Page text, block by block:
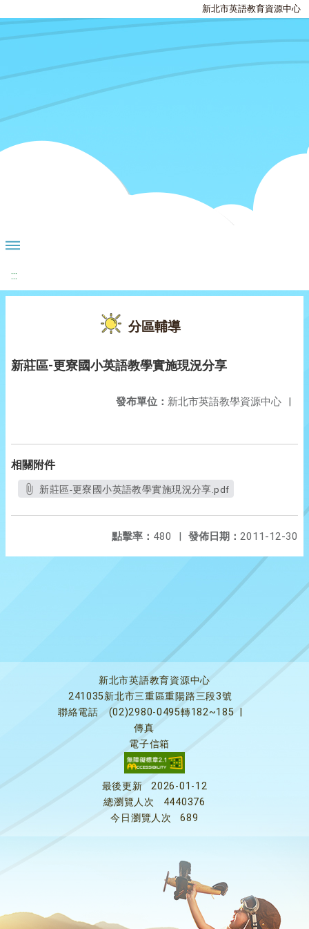
新北市英語教育資源中心
:::
分區輔導
新莊區-更寮國小英語教學實施現況分享
發布單位： 新北市英語教學資源中心 |
相關附件
新莊區-更寮國小英語教學實施現況分享.pdf
發佈日期： 2011-12-30
點擊率： 480 |
新北市英語教育資源中心
241035新北市三重區重陽路三段3號
聯絡電話
(02)2980-0495轉182~185
傳真
電子信箱
最後更新
2026-01-12
總瀏覽人次
4440376
今日瀏覽人次
689